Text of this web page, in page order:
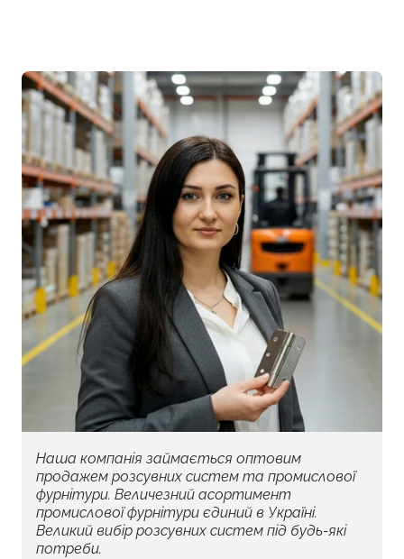
Наша компанія займається оптовим
продажем розсувних систем та промислової
фурнітури. Величезний асортимент
промислової фурнітури єдиний в Україні.
Великий вибір розсувних систем під будь-які
потреби.